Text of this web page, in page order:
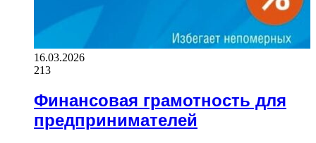
16.03.2026
213
Финансовая грамотность для
предпринимателей